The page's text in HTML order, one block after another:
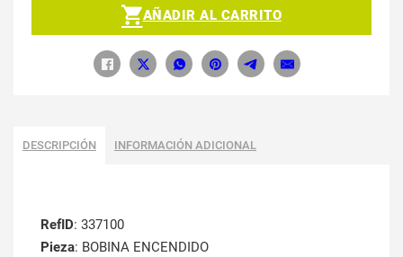
AÑADIR AL CARRITO
DESCRIPCIÓN INFORMACIÓN ADICIONAL
RefID: 337100
Pieza: BOBINA ENCENDIDO